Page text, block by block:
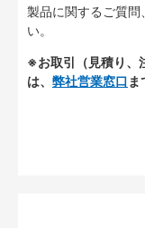
製品に関するご質問
い。
※お取引（見積り、
は、 弊社営業窓口 ま